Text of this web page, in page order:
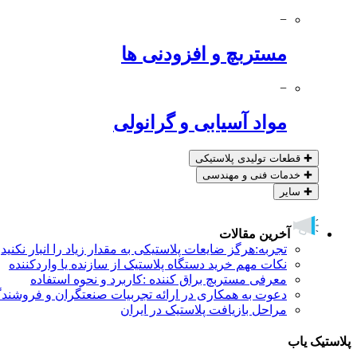
−
مستربچ و افزودنی ها
−
مواد آسیابی و گرانولی
✚ قطعات تولیدی پلاستیکی
✚ خدمات فنی و مهندسی
✚ سایر
آخرین مقالات
تجربه:هرگز ضایعات پلاستیکی به مقدار زیاد را انبار نکنید
نکات مهم خرید دستگاه پلاستیک از سازنده یا واردکننده
معرفی مستربچ براق کننده :کاربرد و نحوه استفاده
دعوت به همکاری در ارائه تجربیات صنعتگران و
مراحل بازیافت پلاستیک در ایران
پلاستیک یاب